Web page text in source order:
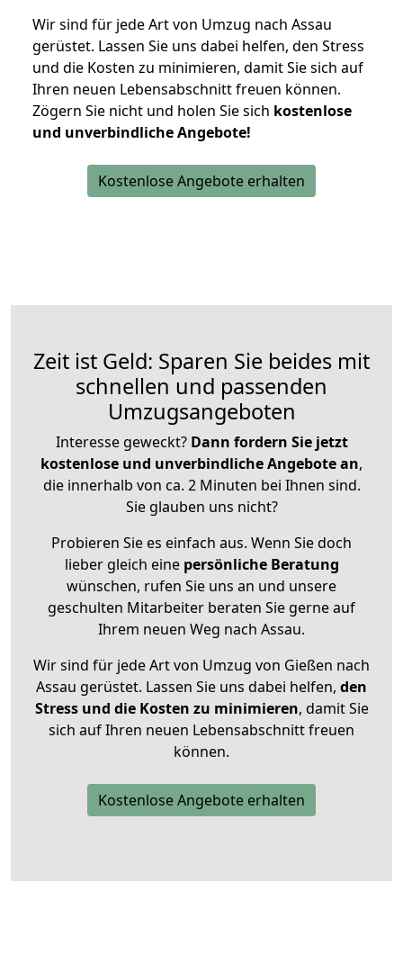
Wir sind für jede Art von Umzug nach Assau
gerüstet. Lassen Sie uns dabei helfen, den Stress
und die Kosten zu minimieren, damit Sie sich auf
Ihren neuen Lebensabschnitt freuen können.
Zögern Sie nicht und holen Sie sich kostenlose
und unverbindliche Angebote!
Kostenlose Angebote erhalten
Zeit ist Geld: Sparen Sie beides mit
schnellen und passenden
Umzugsangeboten
Interesse geweckt? Dann fordern Sie jetzt
kostenlose und unverbindliche Angebote an,
die innerhalb von ca. 2 Minuten bei Ihnen sind.
Sie glauben uns nicht?
Probieren Sie es einfach aus. Wenn Sie doch
lieber gleich eine persönliche Beratung
wünschen, rufen Sie uns an und unsere
geschulten Mitarbeiter beraten Sie gerne auf
Ihrem neuen Weg nach Assau.
Wir sind für jede Art von Umzug von Gießen nach
Assau gerüstet. Lassen Sie uns dabei helfen, den
Stress und die Kosten zu minimieren, damit Sie
sich auf Ihren neuen Lebensabschnitt freuen
können.
Kostenlose Angebote erhalten